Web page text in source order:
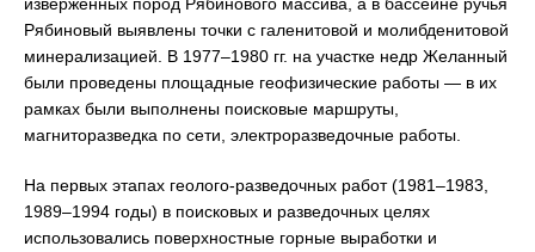
Рябиновый выявлены точки с галенитовой и молибденитовой
минерализацией. В 1977–1980 гг. на участке недр Желанный
были проведены площадные геофизические работы — в их
рамках были выполнены поисковые маршруты,
магниторазведка по сети, электроразведочные работы.
На первых этапах геолого-разведочных работ (1981–1983,
1989–1994 годы) в поисковых и разведочных целях
использовались поверхностные горные выработки и